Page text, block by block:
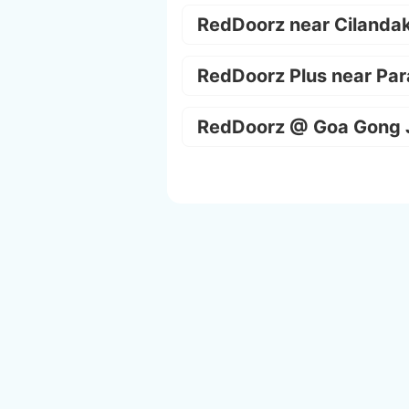
RedDoorz near
RedDoorz Plus near
RedDoorz @ Goa